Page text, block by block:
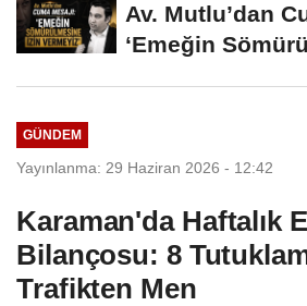
Av. Mutlu’dan
‘Emeğin
GÜNDEM
Yayınlanma: 29 Haziran 2026 - 12:42
Karaman'da Haftalık
Bilançosu: 8
Trafikten Men